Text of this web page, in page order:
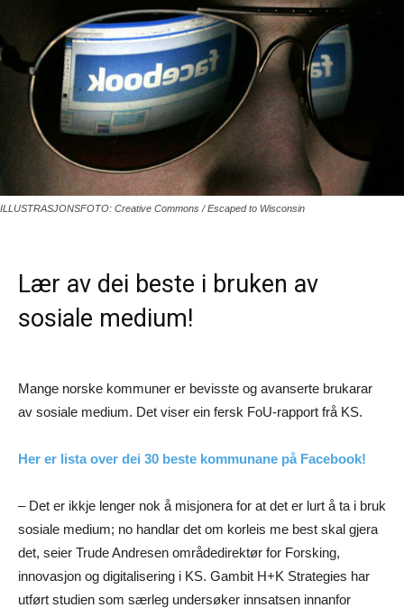
ILLUSTRASJONSFOTO: Creative Commons / Escaped to Wisconsin
Lær av dei beste i bruken av
sosiale medium!
Mange norske kommuner er bevisste og avanserte brukarar
av sosiale medium. Det viser ein fersk FoU-rapport frå KS.
Her er lista over dei 30 beste kommunane på Facebook!
– Det er ikkje lenger nok å misjonera for at det er lurt å ta i bruk
sosiale medium; no handlar det om korleis me best skal gjera
det, seier Trude Andresen områdedirektør for Forsking,
innovasjon og digitalisering i KS. Gambit H+K Strategies har
utført studien som særleg undersøker innsatsen innanfor